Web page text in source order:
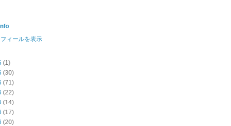
ィールを表示
(1)
(30)
(71)
(22)
(14)
(17)
(20)